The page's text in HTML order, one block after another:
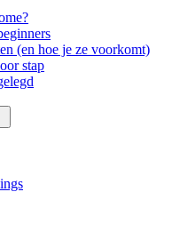
(en hoe je ze voorkomt)
stap